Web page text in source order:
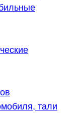
тали